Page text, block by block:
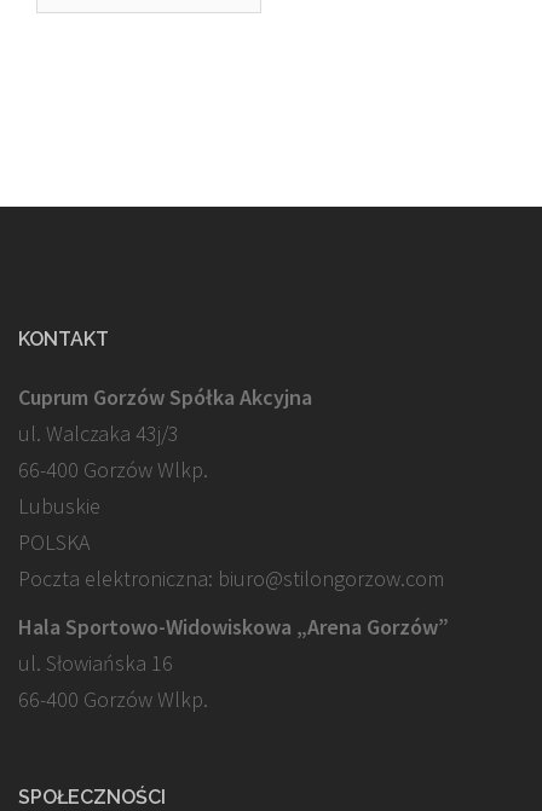
KONTAKT
Cuprum Gorzów Spółka Akcyjna
ul. Walczaka 43j/3
66-400 Gorzów Wlkp.
Lubuskie
POLSKA
Poczta elektroniczna: biuro@stilongorzow.com
Hala Sportowo-Widowiskowa „Arena Gorzów”
ul. Słowiańska 16
66-400 Gorzów Wlkp.
SPOŁECZNOŚCI